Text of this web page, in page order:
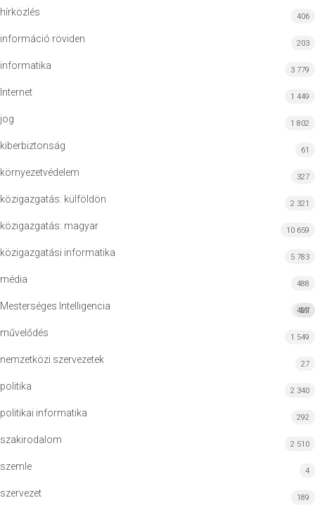
hírközlés 406
információ röviden 203
informatika 3 779
Internet 1 449
jog 1 802
kiberbiztonság 61
környezetvédelem 327
közigazgatás: külföldön 2 321
közigazgatás: magyar 10 659
közigazgatási informatika 5 783
média 488
Mesterséges Intelligencia MI
427
művelődés 1 549
nemzetközi szervezetek 27
politika 2 340
politikai informatika 292
szakirodalom 2 510
szemle 4
szervezet 189